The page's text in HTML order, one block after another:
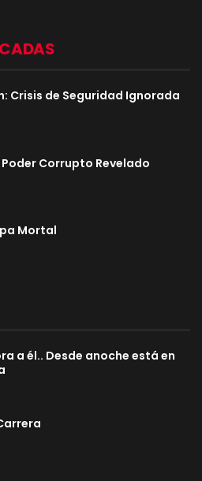
Crisis de Seguridad Ignorada
Corrupto Revelado
Mortal
a él.. Desde anoche está en